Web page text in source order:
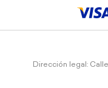
Dirección legal: